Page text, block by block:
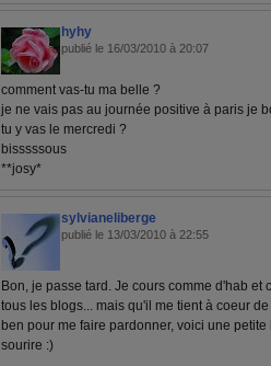
hyhy
publié le 16/03/2010 à 20:07
comment vas-tu ma belle ?
je ne vais pas au journée positive à paris je
tu y vas le mercredi ?
bisssssous
**josy*
sylvianeliberge
publié le 13/03/2010 à 22:55
Bon, je passe tard. Je cours comme d'hab et
tous les blogs... mais qu'il me tient à coeur
ben pour me faire pardonner, voici une
sourire :)